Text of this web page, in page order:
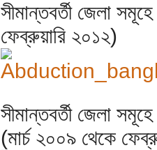
সীমান্তবর্তী জেলা
ফেব্রুয়ারি ২০১২)
সীমান্তবর্তী জেলা
(মার্চ ২০০৯ থেকে